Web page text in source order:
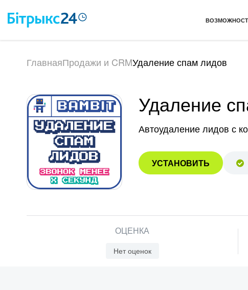
ГлавнаяПродажи и CRMУдаление спам лидов
Удаление
Автоудаление лидов с
УСТАНОВИТЬ
ОЦЕНКА
Нет оценок